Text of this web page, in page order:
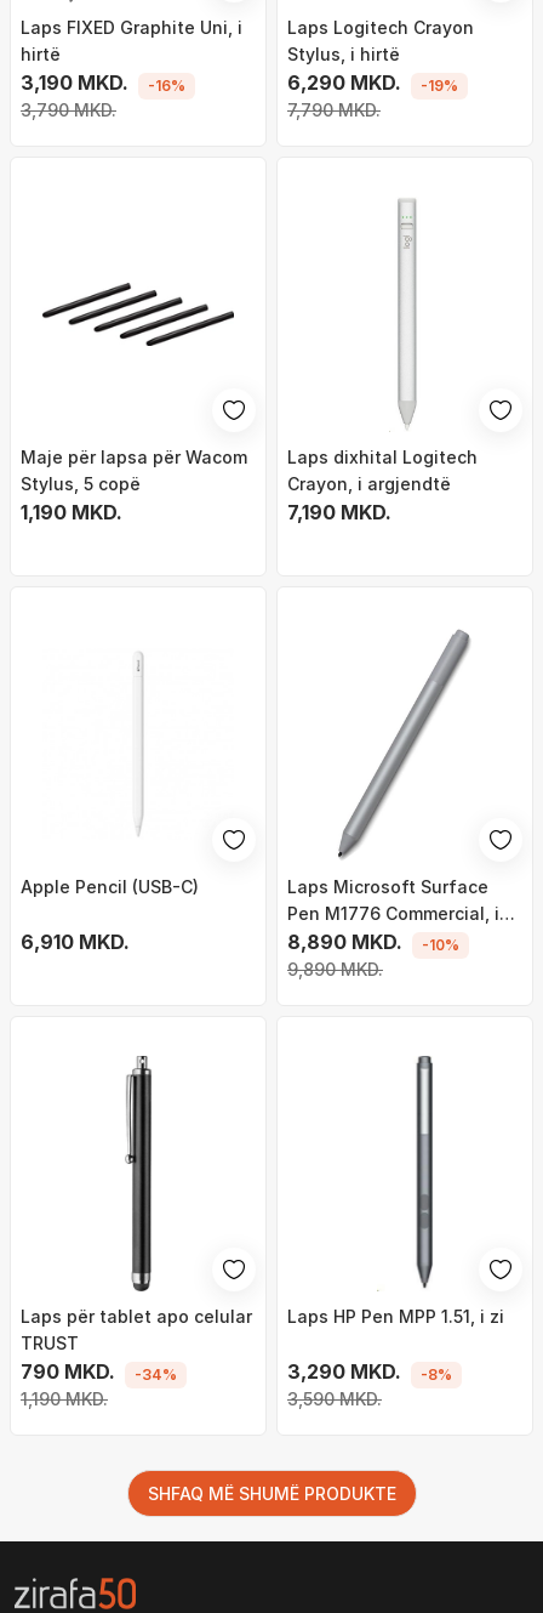
Laps FIXED Graphite Uni, i
hirtë
3,190 MKD.
3,790 MKD.
-16%
Laps Logitech Crayon
Stylus, i hirtë
6,290 MKD.
7,790 MKD.
-19%
Maje për lapsa për Wacom
Stylus, 5 copë
1,190 MKD.
Laps dixhital Logitech
Crayon, i argjendtë
7,190 MKD.
Apple Pencil (USB-C)
6,910 MKD.
Laps Microsoft Surface
Pen M1776 Commercial, i
hirtë
8,890 MKD.
9,890 MKD.
-10%
Laps për tablet apo celular
TRUST
790 MKD.
1,190 MKD.
-34%
Laps HP Pen MPP 1.51, i zi
3,290 MKD.
3,590 MKD.
-8%
SHFAQ MË SHUMË PRODUKTE